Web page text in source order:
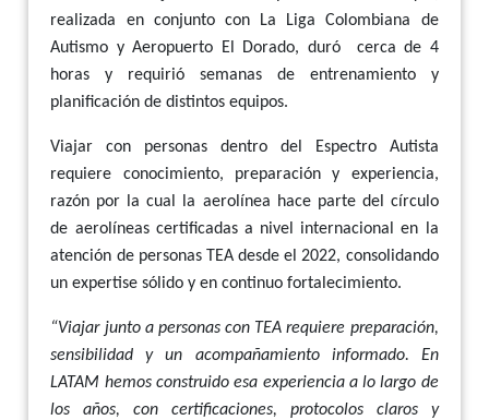
realizada en conjunto con La Liga Colombiana de
Autismo y Aeropuerto El Dorado, duró
cerca de 4
horas y requirió semanas de entrenamiento y
planificación de distintos equipos.
Viajar con personas dentro del Espectro Autista
requiere conocimiento, preparación y experiencia,
razón por la cual la aerolínea hace parte del círculo
de aerolíneas certificadas a nivel internacional en la
atención de personas TEA desde el 2022, consolidando
un expertise sólido y en continuo fortalecimiento.
“Viajar junto a personas con TEA requiere preparación,
sensibilidad y un acompañamiento informado. En
LATAM hemos construido esa experiencia a lo largo de
los años, con certificaciones, protocolos claros y